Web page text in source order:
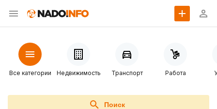
Все категории Недвижимость Транспорт Работа
Поиск